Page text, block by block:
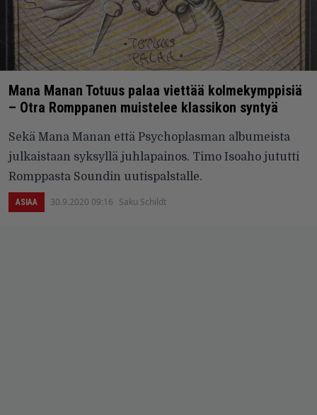
Mana Manan Totuus palaa viettää kolmekymppisiä
– Otra Romppanen muistelee klassikon syntyä
Sekä Mana Manan että Psychoplasman albumeista
julkaistaan syksyllä juhlapainos. Timo Isoaho jututti
Romppasta Soundin uutispalstalle.
ASIAA 30.9.2020 09:16 Saku Schildt